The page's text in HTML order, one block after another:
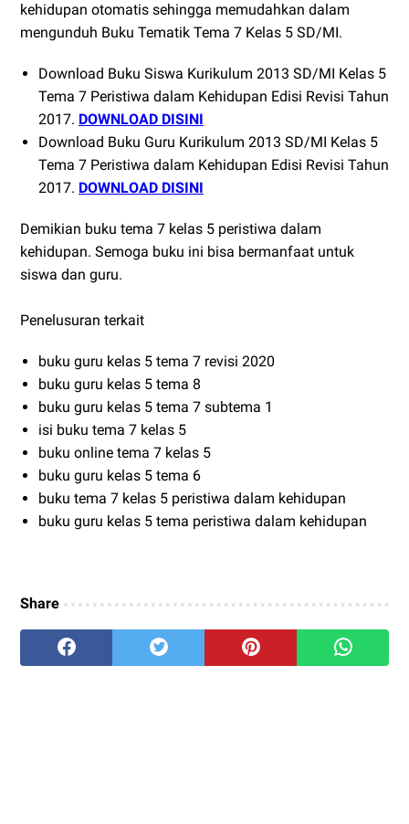
kehidupan otomatis sehingga memudahkan dalam
mengunduh Buku Tematik Tema 7 Kelas 5 SD/MI.
Download Buku Siswa Kurikulum 2013 SD/MI Kelas 5
Tema 7 Peristiwa dalam Kehidupan Edisi Revisi Tahun
2017. DOWNLOAD DISINI
Download Buku Guru Kurikulum 2013 SD/MI Kelas 5
Tema 7 Peristiwa dalam Kehidupan Edisi Revisi Tahun
2017. DOWNLOAD DISINI
Demikian buku tema 7 kelas 5 peristiwa dalam
kehidupan. Semoga buku ini bisa bermanfaat untuk
siswa dan guru.
Penelusuran terkait
buku guru kelas 5 tema 7 revisi 2020
buku guru kelas 5 tema 8
buku guru kelas 5 tema 7 subtema 1
isi buku tema 7 kelas 5
buku online tema 7 kelas 5
buku guru kelas 5 tema 6
buku tema 7 kelas 5 peristiwa dalam kehidupan
buku guru kelas 5 tema peristiwa dalam kehidupan
Share